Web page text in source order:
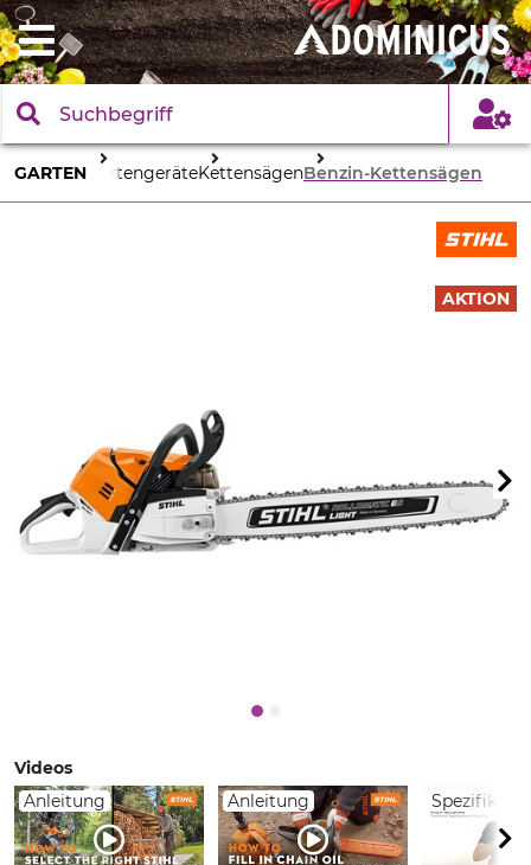
GARTEN GartengeräteKettensägenBenzin-Kettensägen
Videos
Anleitung
Anleitung
AKTION